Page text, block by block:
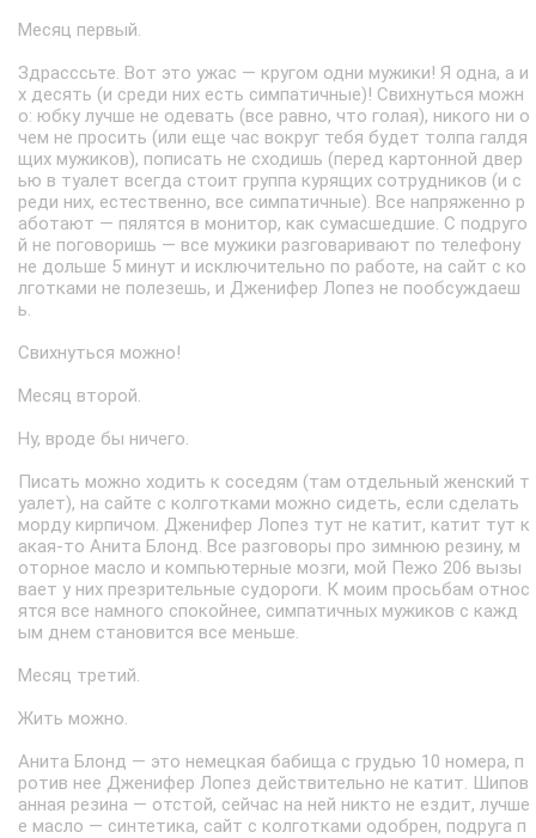
Месяц первый.
Здрасссьте. Вот это ужас — кругом одни мужики! Я одна, а и
х десять (и среди них есть симпатичные)! Свихнуться можн
о: юбку лучше не одевать (все равно, что голая), никого ни о
чем не просить (или еще час вокруг тебя будет толпа галдя
щих мужиков), пописать не сходишь (перед картонной двер
ью в туалет всегда стоит группа курящих сотрудников (и с
реди них, естественно, все симпатичные). Все напряженно р
аботают — пялятся в монитор, как сумасшедшие. С подруго
й не поговоришь — все мужики разговаривают по телефону
не дольше 5 минут и исключительно по работе, на сайт с ко
лготками не полезешь, и Дженифер Лопез не пообсуждаеш
ь.
Свихнуться можно!
Месяц второй.
Hу, вроде бы ничего.
Писать можно ходить к соседям (там отдельный женский т
уалет), на сайте с колготками можно сидеть, если сделать
морду кирпичом. Дженифер Лопез тут не катит, катит тут к
акая-то Анита Блонд. Все разговоры про зимнюю резину, м
оторное масло и компьютерные мозги, мой Пежо 206 вызы
вает у них презрительные судороги. К моим просьбам относ
ятся все намного спокойнее, симпатичных мужиков с кажд
ым днем становится все меньше.
Месяц третий.
Жить можно.
Анита Блонд — это немецкая бабища с грудью 10 номера, п
ротив нее Дженифер Лопез действительно не катит. Шипов
анная резина — отстой, сейчас на ней никто не ездит, лучше
е масло — синтетика, сайт с колготками одобрен, подруга п